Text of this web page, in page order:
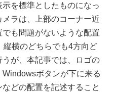
を標準としたものになっ
ラは、上部のコーナー近
も問題がないような配置
縦横のどちらでも4方向ど
が、本記事では、ロゴの
ボタンが下に来る
どの配置を記述すること